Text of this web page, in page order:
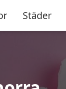
Städer